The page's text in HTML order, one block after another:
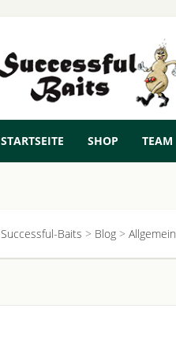
STARTSEITE SHOP TEAM
Successful-Baits > Blog > Allgemein